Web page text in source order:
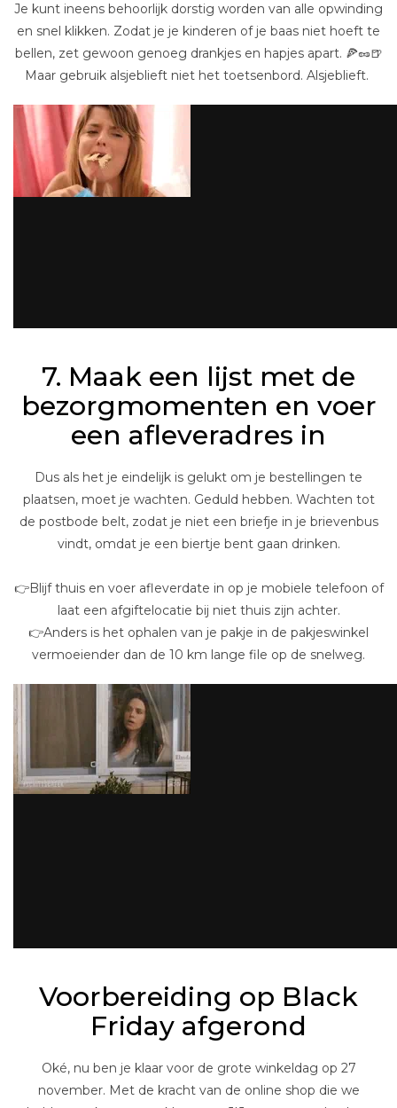
Je kunt ineens behoorlijk dorstig worden van alle opwinding
en snel klikken. Zodat je je kinderen of je baas niet hoeft te
bellen, zet gewoon genoeg drankjes en hapjes apart. 🍕🥜🍺
Maar gebruik alsjeblieft niet het toetsenbord. Alsjeblieft.
7. Maak een lijst met de
bezorgmomenten en voer
een afleveradres in
Dus als het je eindelijk is gelukt om je bestellingen te
plaatsen, moet je wachten. Geduld hebben. Wachten tot
de postbode belt, zodat je niet een briefje in je brievenbus
vindt, omdat je een biertje bent gaan drinken.
👉Blijf thuis en voer afleverdate in op je mobiele telefoon of
laat een afgiftelocatie bij niet thuis zijn achter.
👉Anders is het ophalen van je pakje in de pakjeswinkel
vermoeiender dan de 10 km lange file op de snelweg.
Voorbereiding op Black
Friday afgerond
Oké, nu ben je klaar voor de grote winkeldag op 27
november. Met de kracht van de online shop die we